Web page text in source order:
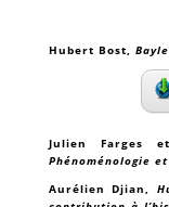
Hubert Bost,
Julien Farges
Phénoménologie
Aurélien Djian,